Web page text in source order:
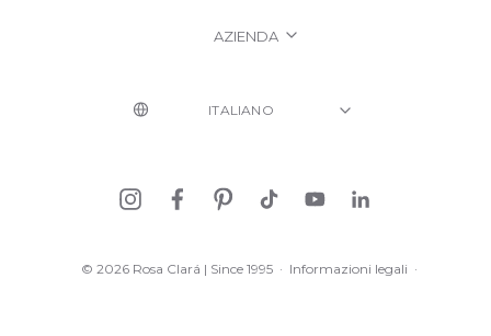
AZIENDA
© 2026 Rosa Clará | Since 1995 · Informazioni legali ·